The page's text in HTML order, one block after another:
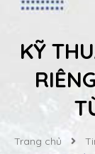
KỸ
Trang chủ